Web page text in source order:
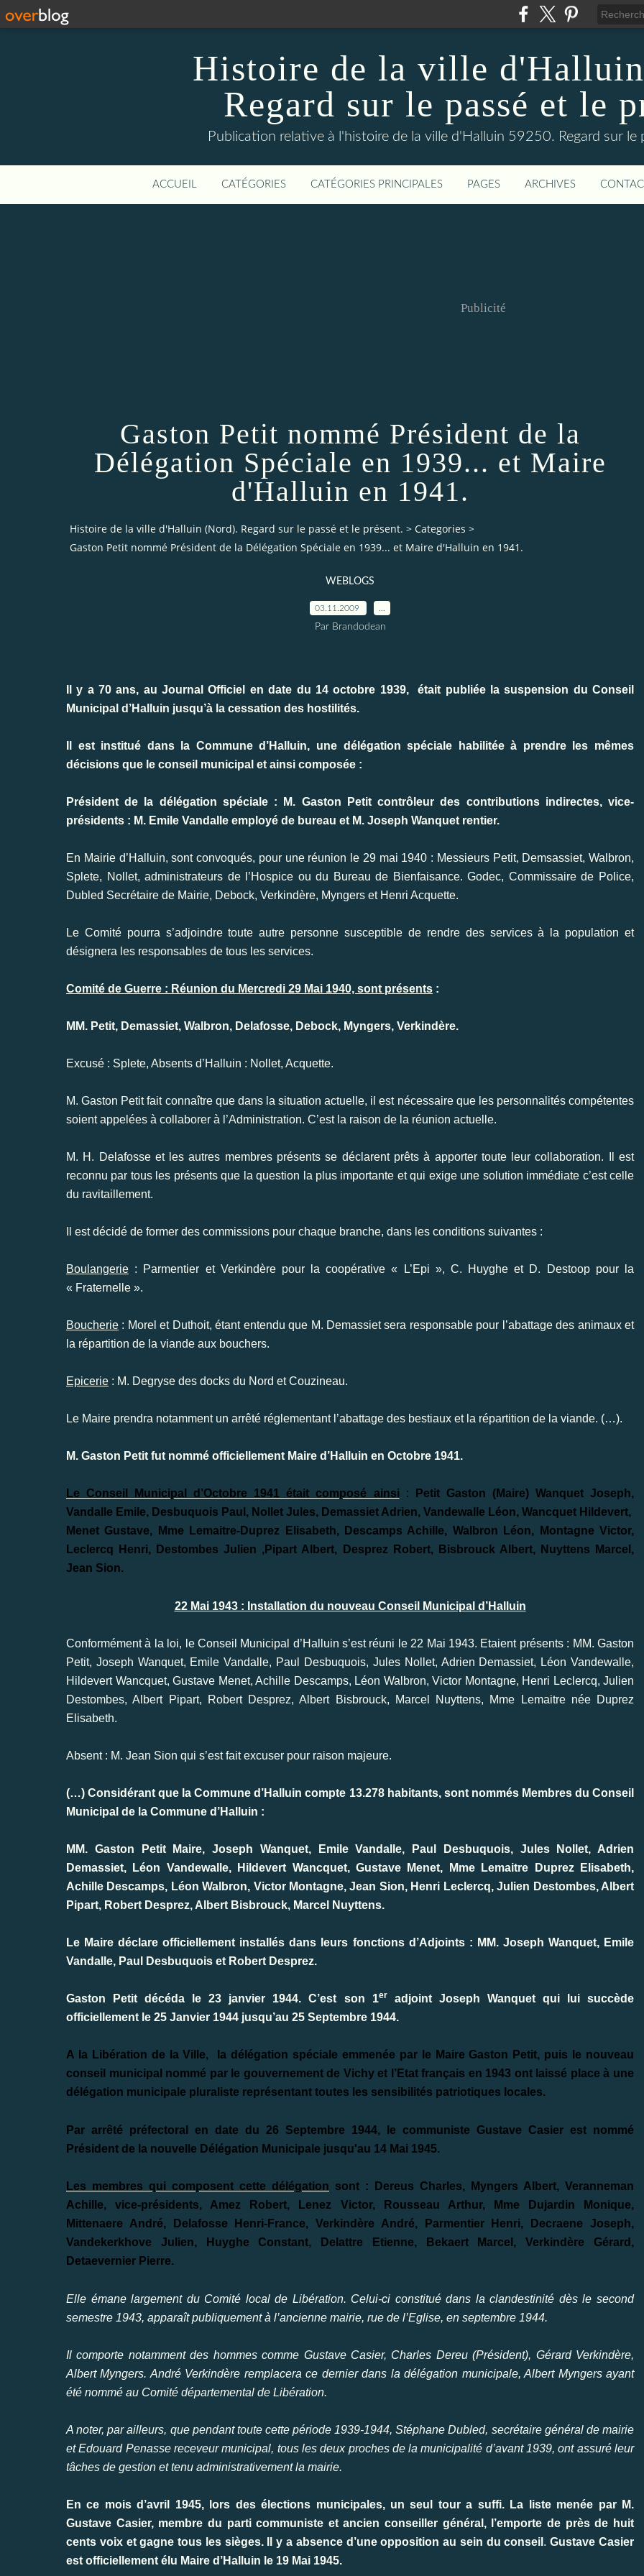
Histoire de la ville
Regard sur le passé et le
Publication relative à l'histoire de la ville d'Halluin 59250. Regard sur le
ACCUEIL CATÉGORIES CATÉGORIES PRINCIPALES PAGES ARCHIVES
Publicité
Gaston Petit nommé Président de la
Délégation Spéciale en 1939... et Maire
d'Halluin en 1941.
Histoire de la ville d'Halluin (Nord). Regard sur le passé et le présent. > Categories >
Gaston Petit nommé Président de la Délégation Spéciale en 1939... et Maire d'Halluin en 1941.
WEBLOGS
03.11.2009
Par Brandodean
Il y a 70 ans, au Journal Officiel en date du 14 octobre 1939,
était publiée la suspension du Conseil
Municipal d’Halluin jusqu’à la cessation des hostilités.
Il est institué dans la Commune d’Halluin, une délégation spéciale habilitée à prendre les mêmes
décisions que le conseil municipal et ainsi composée :
Président de la délégation spéciale : M. Gaston Petit contrôleur des contributions indirectes, vice-
présidents : M. Emile Vandalle employé de bureau et M. Joseph Wanquet rentier.
En Mairie d’Halluin, sont convoqués, pour une réunion le 29 mai 1940 : Messieurs Petit, Demsassiet, Walbron,
Splete, Nollet, administrateurs de l’Hospice ou du Bureau de Bienfaisance. Godec, Commissaire de Police,
Dubled Secrétaire de Mairie, Debock, Verkindère, Myngers et Henri Acquette.
Le Comité pourra s’adjoindre toute autre personne susceptible de rendre des services à la population et
désignera les responsables de tous les services.
Comité de Guerre : Réunion du Mercredi 29 Mai 1940, sont présents :
MM. Petit, Demassiet, Walbron, Delafosse, Debock, Myngers, Verkindère.
Excusé : Splete, Absents d’Halluin : Nollet, Acquette.
M. Gaston Petit fait connaître que dans la situation actuelle, il est nécessaire que les personnalités compétentes
soient appelées à collaborer à l’Administration. C’est la raison de la réunion actuelle.
M. H. Delafosse et les autres membres présents se déclarent prêts à apporter toute leur collaboration. Il est
reconnu par tous les présents que la question la plus importante et qui exige une solution immédiate c’est celle
du ravitaillement.
Il est décidé de former des commissions pour chaque branche, dans les conditions suivantes :
Boulangerie : Parmentier et Verkindère pour la coopérative « L’Epi », C. Huyghe et D. Destoop pour la
« Fraternelle ».
Boucherie : Morel et Duthoit, étant entendu que M. Demassiet sera responsable pour l’abattage des animaux et
la répartition de la viande aux bouchers.
Epicerie : M. Degryse des docks du Nord et Couzineau.
Le Maire prendra notamment un arrêté réglementant l’abattage des bestiaux et la répartition de la viande. (…).
M. Gaston Petit fut nommé officiellement Maire d’Halluin en Octobre 1941.
Le Conseil Municipal d’Octobre 1941 était composé ainsi :
Petit Gaston (Maire) Wanquet Joseph,
Vandalle Emile, Desbuquois Paul, Nollet Jules, Demassiet Adrien, Vandewalle Léon, Wancquet Hildevert,
Menet Gustave, Mme Lemaitre-Duprez Elisabeth, Descamps Achille, Walbron Léon, Montagne Victor,
Leclercq Henri, Destombes Julien ,Pipart Albert, Desprez Robert, Bisbrouck Albert, Nuyttens Marcel,
Jean Sion.
22 Mai 1943 : Installation du nouveau Conseil Municipal d’Halluin
Conformément à la loi, le Conseil Municipal d’Halluin s’est réuni le 22 Mai 1943. Etaient présents : MM. Gaston
Petit, Joseph Wanquet, Emile Vandalle, Paul Desbuquois, Jules Nollet, Adrien Demassiet, Léon Vandewalle,
Hildevert Wancquet, Gustave Menet, Achille Descamps, Léon Walbron, Victor Montagne, Henri Leclercq, Julien
Destombes, Albert Pipart, Robert Desprez, Albert Bisbrouck, Marcel Nuyttens, Mme Lemaitre née Duprez
Elisabeth.
Absent : M. Jean Sion qui s’est fait excuser pour raison majeure.
(…) Considérant que la Commune d’Halluin compte 13.278 habitants, sont nommés Membres du Conseil
Municipal de la Commune d’Halluin :
MM. Gaston Petit Maire, Joseph Wanquet, Emile Vandalle, Paul Desbuquois, Jules Nollet, Adrien
Demassiet, Léon Vandewalle, Hildevert Wancquet, Gustave Menet, Mme Lemaitre Duprez Elisabeth,
Achille Descamps, Léon Walbron, Victor Montagne, Jean Sion, Henri Leclercq, Julien Destombes, Albert
Pipart, Robert Desprez, Albert Bisbrouck, Marcel Nuyttens.
Le Maire déclare officiellement installés dans leurs fonctions d’Adjoints : MM. Joseph Wanquet, Emile
Vandalle, Paul Desbuquois et Robert Desprez.
Gaston Petit décéda le 23 janvier 1944. C’est son 1eradjoint Joseph Wanquet qui lui succède
officiellement le 25 Janvier 1944 jusqu’au 25 Septembre 1944.
A la Libération de la Ville,
la délégation spéciale emmenée par le Maire Gaston Petit, puis le nouveau
conseil municipal nommé par le gouvernement de Vichy et l’Etat français en 1943 ont laissé place à une
délégation municipale pluraliste représentant toutes les sensibilités patriotiques locales.
Par arrêté préfectoral en date du 26 Septembre 1944, le communiste Gustave Casier est nommé
Président de la nouvelle Délégation Municipale jusqu'au 14 Mai 1945.
Les membres qui composent cette délégation sont : Dereus Charles, Myngers Albert, Veranneman
Achille, vice-présidents, Amez Robert, Lenez Victor, Rousseau Arthur, Mme Dujardin Monique,
Mittenaere André, Delafosse Henri-France, Verkindère André, Parmentier Henri, Decraene Joseph,
Vandekerkhove Julien, Huyghe Constant, Delattre Etienne, Bekaert Marcel, Verkindère Gérard,
Detaevernier Pierre.
Elle émane largement du Comité local de Libération. Celui-ci constitué dans la clandestinité dès le second
semestre 1943, apparaît publiquement à l’ancienne mairie, rue de l’Eglise, en septembre 1944.
Il comporte notamment des hommes comme Gustave Casier, Charles Dereu (Président), Gérard Verkindère,
Albert Myngers. André Verkindère remplacera ce dernier dans la délégation municipale, Albert Myngers ayant
été nommé au Comité départemental de Libération.
A noter, par ailleurs, que pendant toute cette période 1939-1944, Stéphane Dubled, secrétaire général de mairie
et Edouard Penasse receveur municipal, tous les deux proches de la municipalité d’avant 1939, ont assuré leur
tâches de gestion et tenu administrativement la mairie.
En ce mois d’avril 1945, lors des élections municipales, un seul tour a suffi. La liste menée par M.
Gustave Casier, membre du parti communiste et ancien conseiller général, l’emporte de près de huit
cents voix et gagne tous les sièges. Il y a absence d’une opposition au sein du conseil . Gustave Casier
est officiellement élu Maire d’Halluin le 19 Mai 1945.